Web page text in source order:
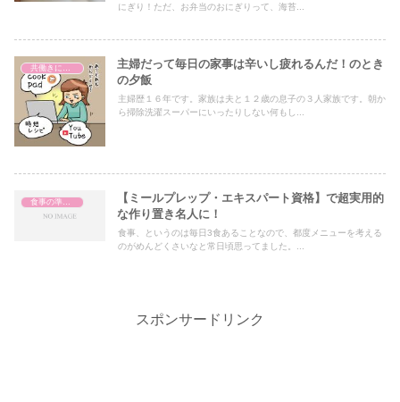
にぎり！ただ、お弁当のおにぎりって、海苔...
主婦だって毎日の家事は辛いし疲れるんだ！のとき
の夕飯
主婦歴１６年です。家族は夫と１２歳の息子の３人家族です。朝か
ら掃除洗濯スーパーにいったりしない何もし...
【ミールプレップ・エキスパート資格】で超実用的
な作り置き名人に！
食事、というのは毎日3食あることなので、都度メニューを考える
のがめんどくさいなと常日頃思ってました。...
スポンサードリンク